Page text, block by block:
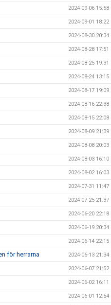
2024-09-06 15:58
2024-09-01 18:22
2024-08-30 20:34
2024-08-28 17:51
2024-08-25 19:31
2024-08-24 13:15
2024-08-17 19:09
2024-08-16 22:38
2024-08-15 22:08
2024-08-09 21:39
2024-08-08 20:03
2024-08-03 16:10
2024-08-02 16:03
2024-07-31 11:47
2024-07-25 21:37
2024-06-20 22:18
2024-06-19 20:34
2024-06-14 22:15
för herrarna 2024-06-13 21:34
2024-06-07 21:52
2024-06-02 16:11
2024-06-01 12:54